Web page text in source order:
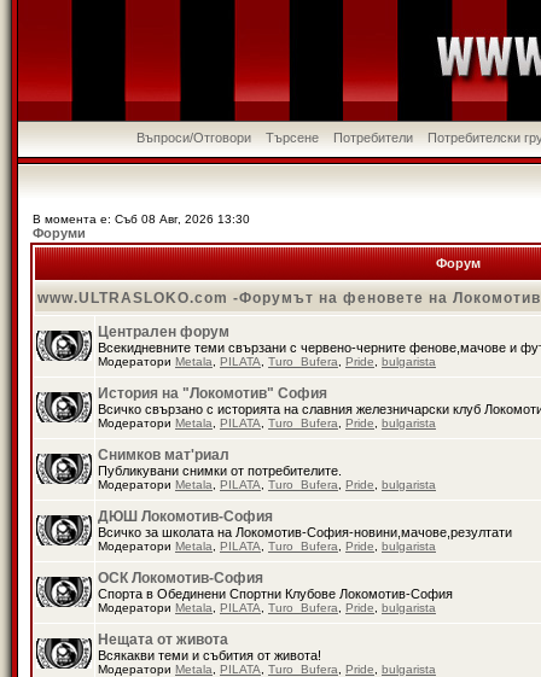
Въпроси/Отговори Търсене Потребители Потребителски
В момента е: Съб 08 Авг, 2026 13:30
Форуми
Форум
www.ULTRASLOKO.com -Форумът на феновете на
Централен форум
Всекидневните теми свързани с червено-черните фенове,мачове и
Модератори Metala PILATA Turo_Bufera Pride bulgarista
История на "Локомотив" София
Всичко свързано с историята на славния железничарски клуб
Модератори Metala PILATA Turo_Bufera Pride bulgarista
Снимков мат'риал
Публикувани снимки от потребителите.
Модератори Metala PILATA Turo_Bufera Pride bulgarista
ДЮШ Локомотив-София
Всичко за школата на Локомотив-София-новини,мачове,резултати
Модератори Metala PILATA Turo_Bufera Pride bulgarista
ОСК Локомотив-София
Спорта в Обединени Спортни Клубове Локомотив-София
Модератори Metala PILATA Turo_Bufera Pride bulgarista
Нещата от живота
Всякакви теми и събития от живота!
Модератори Metala PILATA Turo_Bufera Pride bulgarista